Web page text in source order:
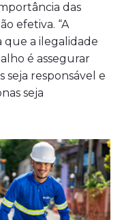
das
efetiva. “A
que a ilegalidade
é assegurar
seja responsável e
seja